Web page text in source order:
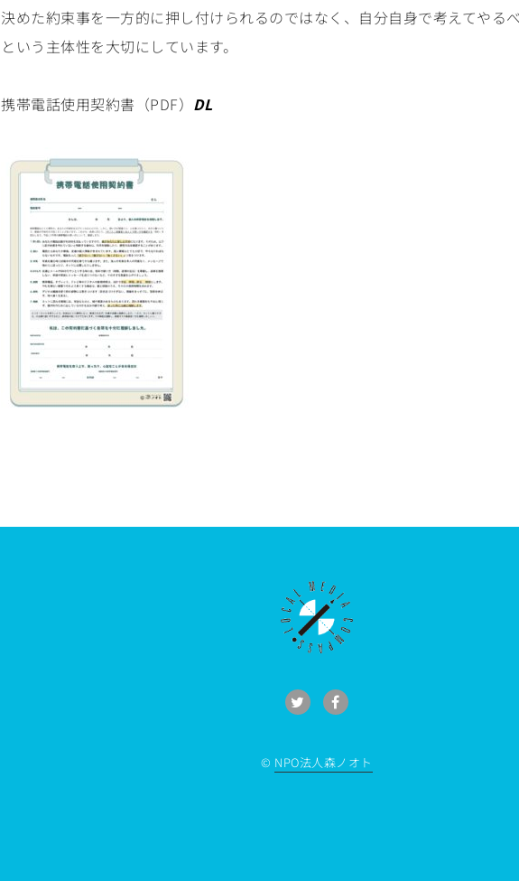
決めた約束事を一方的に押し付けられるのではなく、自分自身で考えてやる
という主体性を大切にしています。
携帯電話使用契約書（PDF） DL
© NPO法人森ノオト